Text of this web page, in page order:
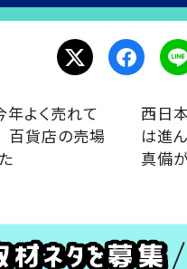
年よく売れて
百貨店の売場
西日
は進
真備